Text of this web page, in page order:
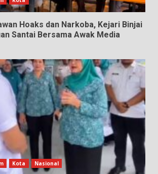
Hoaks dan Narkoba, Kejari Binjai
Santai Bersama Awak Media
Kota Nasional